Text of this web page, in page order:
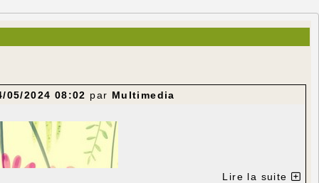
05/2024 08:02 par Multimedia
Lire la suite